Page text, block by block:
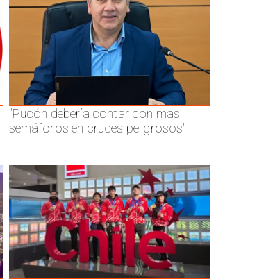
"Pucón debería contar con mas
semáforos en cruces peligrosos"